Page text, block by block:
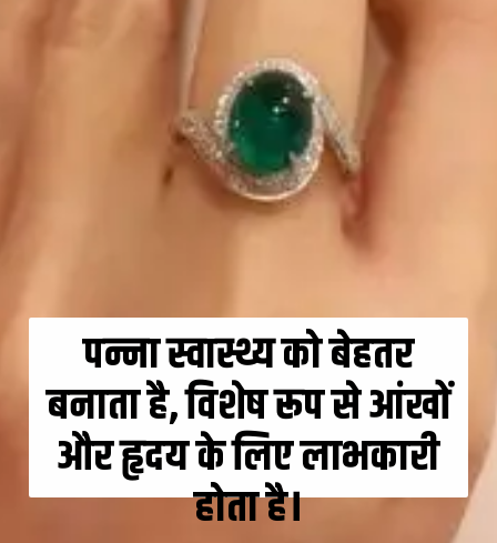
पन्ना स्वास्थ्य को बेहतर
बनाता है, विशेष रूप से आंखों
और हृदय के लिए लाभकारी
होता है।